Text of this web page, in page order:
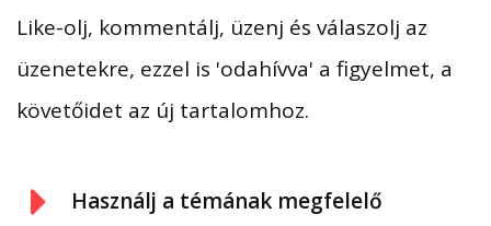
Like-olj, kommentálj, üzenj és válaszolj az
üzenetekre, ezzel is 'odahívva' a figyelmet, a
követőidet az új tartalomhoz.
Használj a témának megfelelő